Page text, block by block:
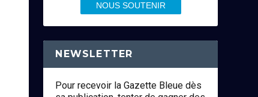
NOUS SOUTENIR
NEWSLETTER
Pour recevoir la Gazette Bleue dès